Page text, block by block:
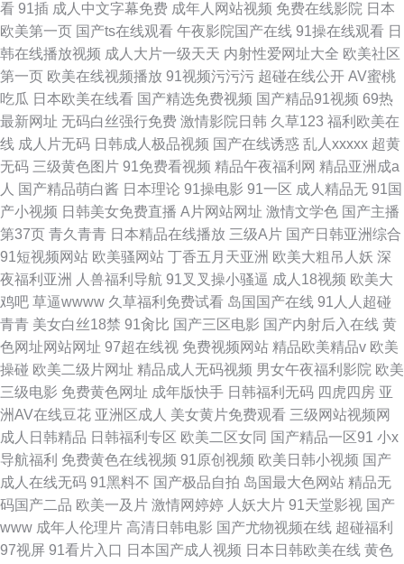
看 91插 成人中文字幕免费 成年人网站视频 免费在线影院 日本
欧美第一页 国产ts在线观看 午夜影院国产在线 91操在线观看 日
韩在线播放视频 成人大片一级天天 内射性爱网址大全 欧美社区
第一页 欧美在线视频播放 91视频污污污 超碰在线公开 AV蜜桃
吃瓜 日本欧美在线看 国产精选免费视频 国产精品91视频 69热
最新网址 无码白丝强行免费 激情影院日韩 久草123 福利欧美在
线 成人片无码 日韩成人极品视频 国产在线诱惑 乱人xxxxx 超黄
无码 三级黄色图片 91免费看视频 精品午夜福利网 精品亚洲成a
人 国产精品萌白酱 日本理论 91操电影 91一区 成人精品无 91国
产小视频 日韩美女免费直播 A片网站网址 激情文学色 国产主播
第37页 青久青青 日本精品在线播放 三级A片 国产日韩亚洲综合
91短视频网站 欧美骚网站 丁香五月天亚洲 欧美大粗吊人妖 深
夜福利亚洲
人兽福利导航 91叉叉操小骚逼 成人18视频 欧美大
鸡吧 草逼wwww 久草福利免费试看 岛国国产在线 91人人超碰
青青 美女白丝18禁 91肏比 国产三区电影 国产内射后入在线 黄
色网址网站网址 97超在线视 免费视频网站 精品欧美精品v 欧美
操碰 欧美二级片网址 精品成人无码视频 男女午夜福利影院 欧美
三级电影 免费黄色网址 成年版快手 日韩福利无码 四虎四房 亚
洲AV在线豆花 亚洲区成人 美女黄片免费观看 三级网站视频网
成人日韩精品 日韩福利专区 欧美二区女同 国产精品一区91 小x
导航福利 免费黄色在线视频 91原创视频 欧美日韩小视频 国产
成人在线无码 91黑料不 国产极品自拍 岛国最大色网站 精品无
码国产二品 欧美一及片 激情网婷婷 人妖大片 91天堂影视 国产
www 成年人伦理片 高清日韩电影 国产尤物视频在线 超碰福利
97视屏 91看片入口 日本国产成人视频 日本日韩欧美在线 黄色